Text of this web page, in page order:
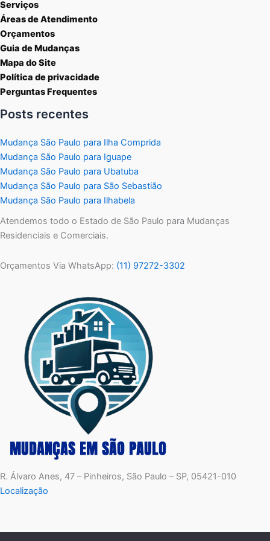
Serviços
Áreas de Atendimento
Orçamentos
Guia de Mudanças
Mapa do Site
Política de privacidade
Perguntas Frequentes
Posts recentes
Mudança São Paulo para Ilha Comprida
Mudança São Paulo para Iguape
Mudança São Paulo para Ubatuba
Mudança São Paulo para São Sebastião
Mudança São Paulo para Ilhabela
Atendemos todo o Estado de São Paulo para Mudanças
Residenciais e Comerciais.
Orçamentos Via WhatsApp: (11) 97272-3302
R. Álvaro Anes, 47 – Pinheiros, São Paulo – SP, 05421-010
Localização